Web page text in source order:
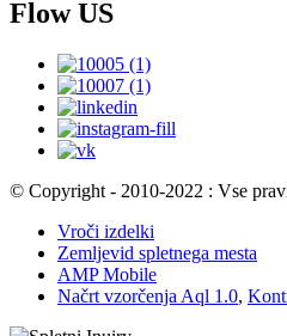
Flow US
© Copyright - 2010-2022 : Vse
Vroči izdelki
Zemljevid spletnega mesta
AMP Mobile
Načrt vzorčenja Aql 1.0,